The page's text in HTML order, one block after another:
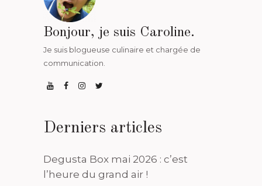
Bonjour, je suis Caroline.
Je suis blogueuse culinaire et chargée de
communication.
Derniers articles
Degusta Box mai 2026 : c’est
l’heure du grand air !